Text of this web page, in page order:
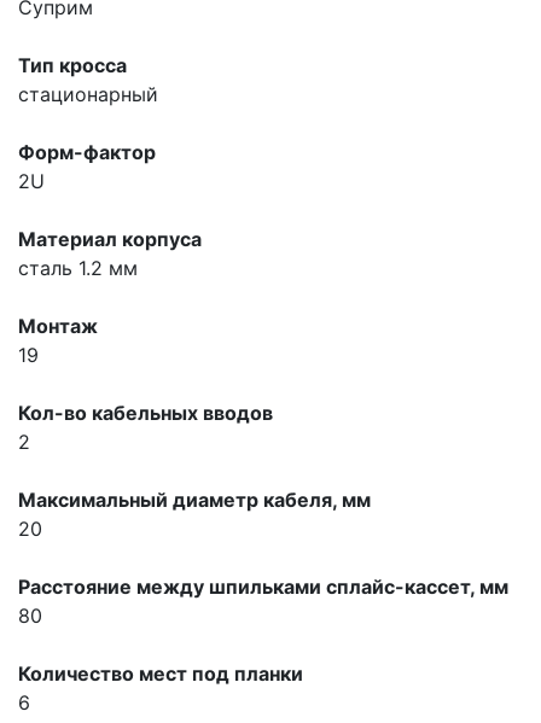
Суприм
Тип кросса
стационарный
Форм-фактор
2U
Материал корпуса
сталь 1.2 мм
Монтаж
19
Кол-во кабельных вводов
2
Максимальный диаметр кабеля, мм
20
Расстояние между шпильками сплайс-кассет, мм
80
Количество мест под планки
6